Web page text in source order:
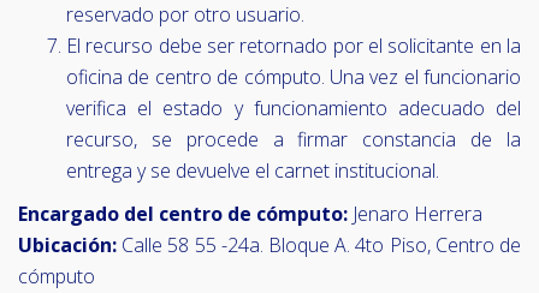
reservado por otro usuario.
El recurso debe ser retornado por el solicitante en la
oficina de centro de cómputo. Una vez el funcionario
verifica el estado y funcionamiento adecuado del
recurso, se procede a firmar constancia de la
entrega y se devuelve el carnet institucional.
Encargado del centro de cómputo: Jenaro Herrera
Ubicación: Calle 58 55 -24a. Bloque A. 4to Piso, Centro de
cómputo